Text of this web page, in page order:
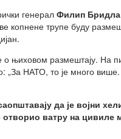
генерал Филип
копнене трупе буду
о њиховом размештају. На
„За НАТО, то је много
да је војни
отворио ватру на цивиле